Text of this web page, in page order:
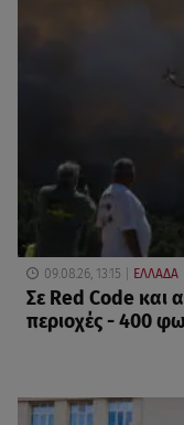
09.08.26, 13:15 ΕΛΛΑΔΑ
Σε Red Code και
περιοχές - 400